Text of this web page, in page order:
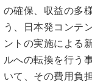
の確保、収益の多
う、日本発コンテ
ントの実施による
ルへの転換を行う
いて、その費用負